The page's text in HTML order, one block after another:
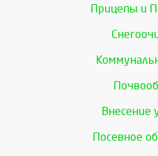
Прицепы и
Внесение
Посевное